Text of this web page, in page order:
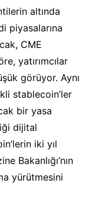
altında
piyasalarına
CME
yatırımcılar
görüyor. Aynı
stablecoin’ler
bir yasa
dijital
iki yıl
Bakanlığı’nın
yürütmesini